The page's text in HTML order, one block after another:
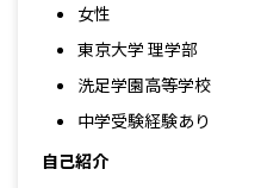
女性
東京大学 理学部
洗足学園高等学校
中学受験経験あり
自己紹介